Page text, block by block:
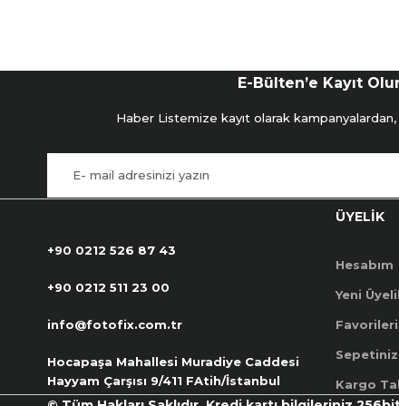
E-Bülten’e Kayıt
Haber Listemize kayıt olarak
+90 0212 526 87 43
+90 0212 511 23 00
info@fotofix.com.tr
Hocapaşa Mahallesi Muradiye Caddesi
Hayyam Çarşısı 9/411 FAtih/İstanbul
ÜYELİK
Hesabım
Yeni
Sepetiniz
Kargo